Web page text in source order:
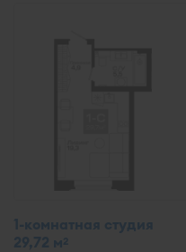
1-комнатная студия
29,72 м2